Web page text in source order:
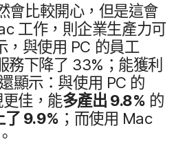
會​比較​開心，​但是​這​會​
工作，​則​企業​生產力​可​
，​與​使用 PC 的​員工​
務​下降​了 33%​；​能​獲利​
顯示：​與​使用 PC 的​
佳，​能多​產出 9.8% 的​
了 9.9% ；​而​使用 Mac